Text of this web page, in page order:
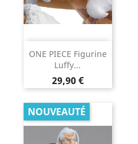
ONE PIECE Figurine
Luffy...
Prix
29,90 €
NOUVEAUTÉ